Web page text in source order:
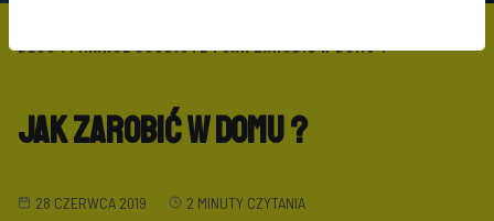
BLOG\FINANSE OSOBISTE\ JAK ZAROBIĆ W DOMU ?
Jak zarobić w domu ?
28 CZERWCA 2019 2 MINUTY CZYTANIA